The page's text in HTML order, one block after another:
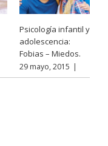
Psicología infantil y
adolescencia:
Fobias – Miedos.
29 mayo, 2015 |